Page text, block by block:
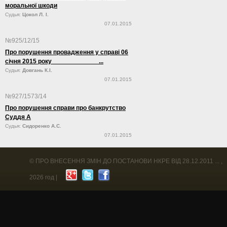
моральної шкоди
Судья: Цокол Л. І.
07.01.2015
№925/12/15
Про порушення провадження у справі 06
січня 2015 року ...
Судья: Довгань К.І.
07.01.2015
№927/1573/14
Про порушення справи про банкрутство
Суддя А
Судья: Сидоренко А.С.
07.01.2015
© ПРО ВНЕСЕННЯ ЗМІН ДО ПОСТАНОВИ НКРЕ ВІД 28.12.2011 ... ,
2026 год |